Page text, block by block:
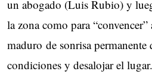
un abogado (Luis Rubio) y
la zona como para “convencer”
maduro de sonrisa permanente
condiciones y desalojar el lugar.